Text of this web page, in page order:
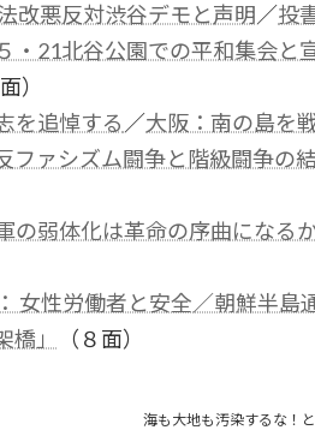
改悪反対渋谷デモと声明／投
・21北谷公園での平和集会と
）
を追悼する ／大阪：南の島を
ファシズム闘争と階級闘争の
の弱体化は革命の序曲になる
女性労働者と安全／朝鮮半島
橋」 （８面）
海も大地も汚染するな！